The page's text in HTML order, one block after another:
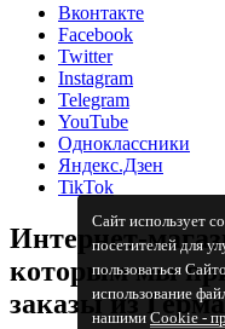
Сайт использует
посетителей для
пользоваться
использование
нашимиCookiе -
Вконтакте
Facebook
Twitter
Instagram
Telegram
YouTube
Одноклассники
Яндекс.Дзен
TikTok
Интернет-
которым мы
заказы из